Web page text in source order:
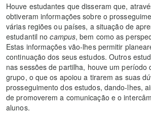
Houve estudantes que disseram que,
obtiveram informações sobre o
várias regiões ou países, a situação de
estudantil nocampus, bem como as
Estas informações vão-lhes permitir
continuação dos seus estudos. Outros
nas sessões de partilha, houve um período
grupo, o que os apoiou a tirarem as suas
prosseguimento dos estudos, dando-lhes,
de promoverem a comunicação e o
alunos.